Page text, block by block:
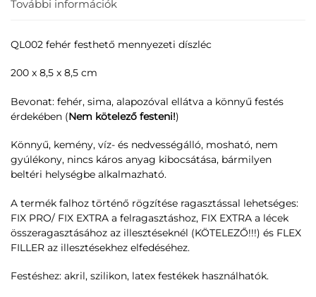
További információk
QL002 fehér festhető mennyezeti díszléc
200 x 8,5 x 8,5 cm
Bevonat: fehér, sima, alapozóval ellátva a könnyű festés
érdekében (Nem kötelező festeni!)
Könnyű, kemény, víz- és nedvességálló, mosható, nem
gyúlékony, nincs káros anyag kibocsátása, bármilyen
beltéri helységbe alkalmazható.
A termék falhoz történő rögzítése ragasztással lehetséges:
FIX PRO/ FIX EXTRA a felragasztáshoz, FIX EXTRA a lécek
összeragasztásához az illesztéseknél (KÖTELEZŐ!!!) és FLEX
FILLER az illesztésekhez elfedéséhez.
Festéshez: akril, szilikon, latex festékek használhatók.